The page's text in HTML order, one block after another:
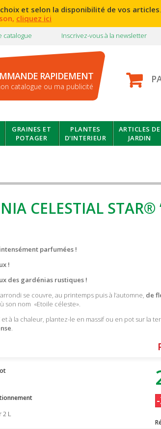
et selon la disponibilité de vos articles.
cliquez ici
Inscrivez-vous à la newsletter
catalogue
RAPIDEMENT
catalogue ou ma publicité
GRAINES ET
POTAGER
PLANTES
D'INTERIEUR
ARTICLES DE
JARDIN
CELESTIAL STAR®
parfumées !
!
des gardénias rustiques !
se couvre, au printemps puis à l’automne, de
son nom «Etoile céleste».
et à la chaleur, plantez-le en massif ou en pot sur la
.
L